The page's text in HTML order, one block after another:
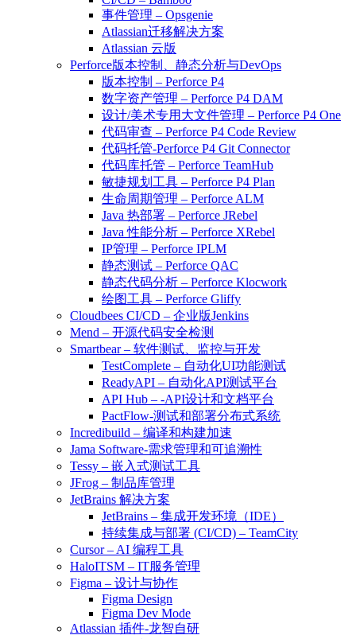
事件管理 – Opsgenie
Atlassian迁移解决方案
Atlassian 云版
Perforce版本控制、静态分析与DevOps
版本控制 – Perforce P4
数字资产管理 – Perforce P4 DAM
设计/美术专用大文件管理 – Perforce P4 One
代码审查 – Perforce P4 Code Review
代码托管-Perforce P4 Git Connector
代码库托管 – Perforce TeamHub
敏捷规划工具 – Perforce P4 Plan
生命周期管理 – Perforce ALM
Java 热部署 – Perforce JRebel
Java 性能分析 – Perforce XRebel
IP管理 – Perforce IPLM
静态测试 – Perforce QAC
静态代码分析 – Perforce Klocwork
绘图工具 – Perforce Gliffy
Cloudbees CI/CD – 企业版Jenkins
Mend – 开源代码安全检测
Smartbear – 软件测试、监控与开发
TestComplete – 自动化UI功能测试
ReadyAPI – 自动化API测试平台
API Hub – -API设计和文档平台
PactFlow-测试和部署分布式系统
Incredibuild – 编译和构建加速
Jama Software-需求管理和可追溯性
Tessy – 嵌入式测试工具
JFrog – 制品库管理
JetBrains 解决方案
JetBrains – 集成开发环境（IDE）
持续集成与部署 (CI/CD) – TeamCity
Cursor – AI 编程工具
HaloITSM – IT服务管理
Figma – 设计与协作
Figma Design
Figma Dev Mode
Atlassian 插件-龙智自研